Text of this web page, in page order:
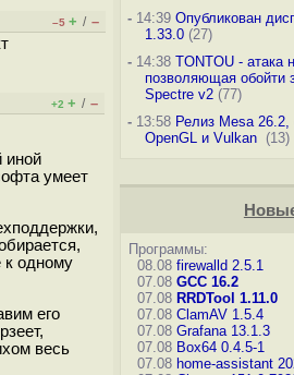
–5 + / –
+2 + / –
иной
умеет
к одному
его
весь
-14:39 Опубликован
1.33.0(27)
-14:38 TONTOU - атака
позволяющая обойти
Spectre v2(77)
-13:58 Релиз Mesa
OpenGL и Vulkan (13)
Программы:
08.08 firewalld 2.5.1
07.08 GCC 16.2
07.08 RRDTool 1.11.0
07.08 ClamAV 1.5.4
07.08 Grafana 13.1.3
07.08 Box64 0.4.5-1
07.08 home-assistant